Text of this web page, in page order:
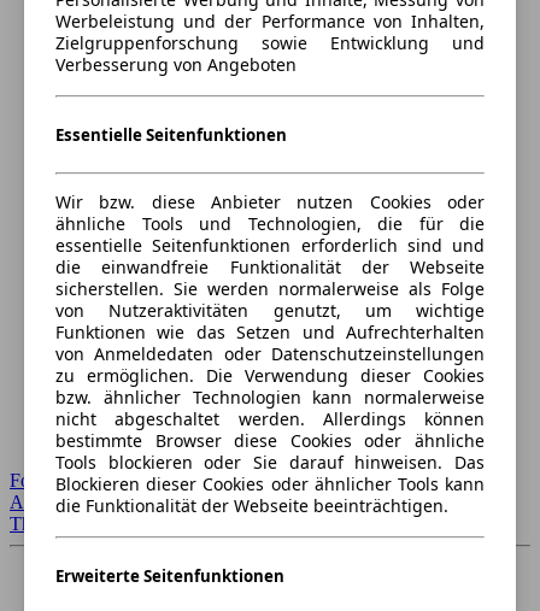
Forum Startseite
Alle Auto-Foren
Themen-Forum
Werbeleistung und der Performance von Inhalten,
Zielgruppenforschung sowie Entwicklung und
Verbesserung von Angeboten
Essentielle Seitenfunktionen
Wir bzw. diese Anbieter nutzen Cookies oder
ähnliche Tools und Technologien, die für die
essentielle Seitenfunktionen erforderlich sind und
die einwandfreie Funktionalität der Webseite
sicherstellen. Sie werden normalerweise als Folge
von Nutzeraktivitäten genutzt, um wichtige
Funktionen wie das Setzen und Aufrechterhalten
von Anmeldedaten oder Datenschutzeinstellungen
zu ermöglichen. Die Verwendung dieser Cookies
bzw. ähnlicher Technologien kann normalerweise
nicht abgeschaltet werden. Allerdings können
bestimmte Browser diese Cookies oder ähnliche
Tools blockieren oder Sie darauf hinweisen. Das
Blockieren dieser Cookies oder ähnlicher Tools kann
die Funktionalität der Webseite beeinträchtigen.
Erweiterte Seitenfunktionen